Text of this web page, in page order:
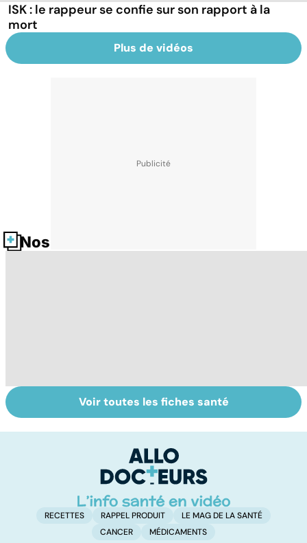
ISK : le rappeur se confie sur son rapport à la
mort
Plus de vidéos
Nos fiches santé
La tuberculose
pulmonaire
Tout savoir sur
les infections
Voir toutes les fiches santé
RECETTES RAPPEL PRODUIT
LE MAG DE LA SANTÉ
CANCER
MÉDICAMENTS